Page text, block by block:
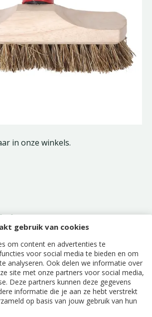
gebruik van cookies
om content en advertenties te
voor social media te bieden en om
analyseren. Ook delen we informatie over
site met onze partners voor social media,
Deze partners kunnen deze gegevens
informatie die je aan ze hebt verstrekt
op basis van jouw gebruik van hun
in onze winkels.
– ZONDER STEEL